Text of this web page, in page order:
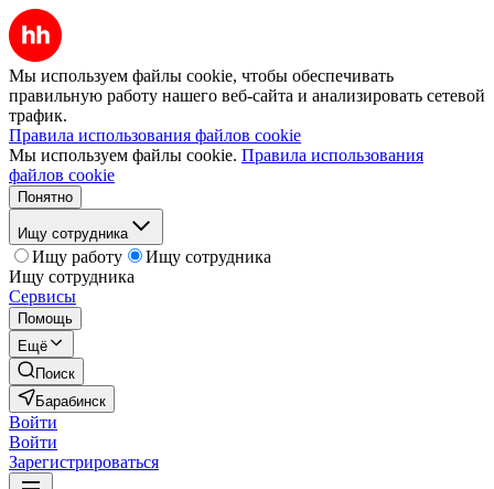
Мы используем файлы cookie, чтобы обеспечивать
правильную работу нашего веб-сайта и анализировать сетевой
трафик.
Правила использования файлов cookie
Мы используем файлы cookie. Правила использования
файлов cookie
Понятно
Ищу сотрудника
Ищу работу
Ищу сотрудника
Ищу сотрудника
Сервисы
Помощь
Ещё
Поиск
Барабинск
Войти
Войти
Зарегистрироваться